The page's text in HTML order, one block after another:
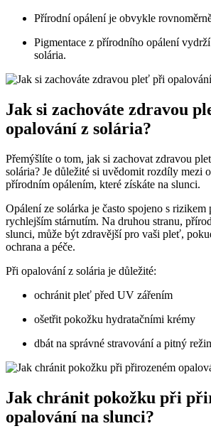
Přírodní opálení je obvykle
Pigmentace z přírodního opálení
solária.
Jak si zachováte zdravou
opalování z solária?
Přemýšlíte o tom, jak si zachovat zdravou
solária? Je důležité si uvědomit rozdíly mezi
přírodním opálením, které získáte na slunci.
Opálení ze solárka je často spojeno s
rychlejším stárnutím. Na druhou stranu,
slunci, může být zdravější pro vaši pleť,
ochrana a péče.
Při opalování z solária je důležité:
ochránit pleť před UV zářením
ošetřit pokožku hydratačními krémy
dbát na správné stravování a pitný
Jak chránit pokožku při
opalování na slunci?